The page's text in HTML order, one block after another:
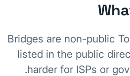
Bridges are non-public
listed in the public
harder for ISPs or